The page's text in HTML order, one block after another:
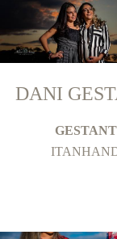
DANI